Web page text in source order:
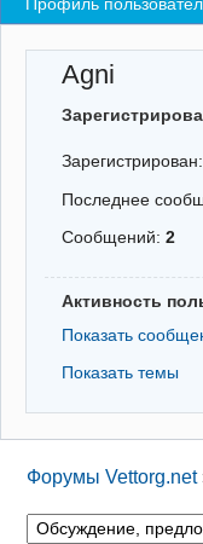
Регистрация
ВходAgni
Последнее
Сообщений:2
Активность
Показать
Показать темы
Форумы Vettorg.net